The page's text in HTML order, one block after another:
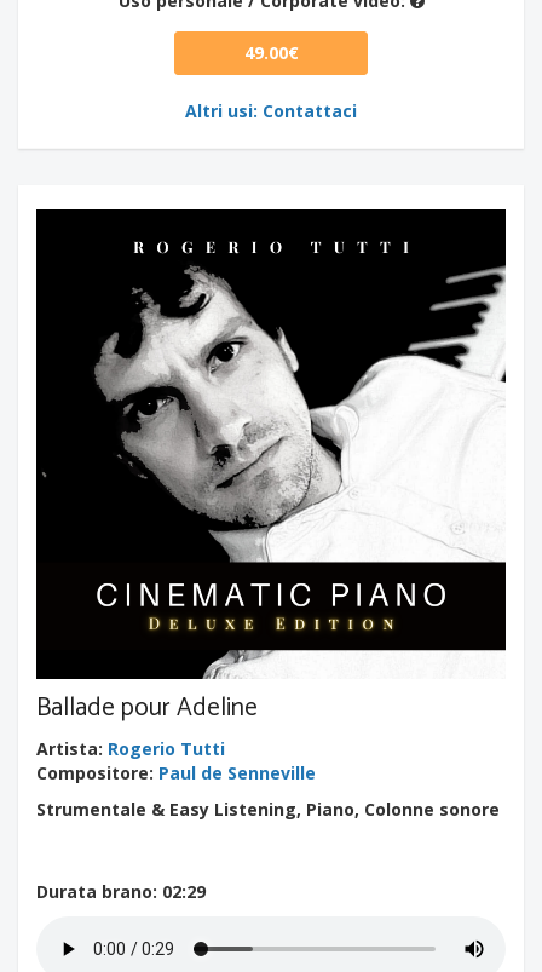
49.00€
Altri usi: Contattaci
Ballade pour Adeline
Artista: Rogerio Tutti
Compositore: Paul de Senneville
Strumentale & Easy Listening, Piano, Colonne sonore
Durata brano: 02:29